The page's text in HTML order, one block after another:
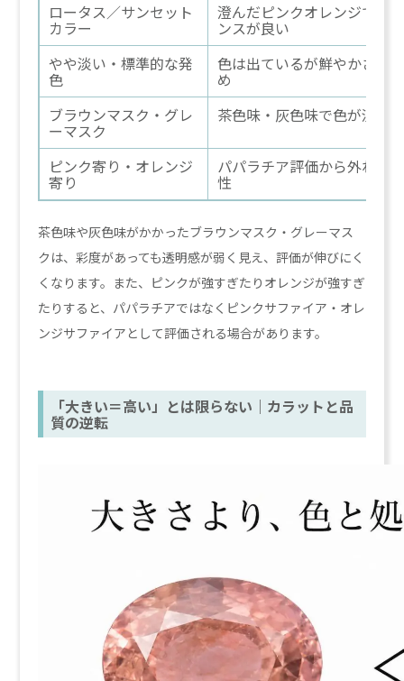
ロータス／サンセット
カラー
澄んだピンクオレンジで色
ンスが良い
やや淡い・標準的な発
色
色は出ているが鮮やかさが
め
ブラウンマスク・グレ
ーマスク
茶色味・灰色味で色が沈む
ピンク寄り・オレンジ
寄り
パパラチア評価から外れる
性
茶色味や灰色味がかかったブラウンマスク・グレーマス
クは、彩度があっても透明感が弱く見え、評価が伸びにく
くなります。また、ピンクが強すぎたりオレンジが強すぎ
たりすると、パパラチアではなくピンクサファイア・オレ
ンジサファイアとして評価される場合があります。
「大きい＝高い」とは限らない｜カラットと品
質の逆転